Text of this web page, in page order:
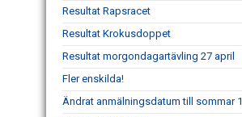
Resultat Rapsracet
Resultat Krokusdoppet
Resultat morgondagartävling 27 april
Fler enskilda!
Ändrat anmälningsdatum till sommar 1